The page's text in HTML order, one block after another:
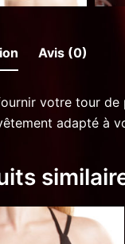
Avis (0)
votre tour
adapté à